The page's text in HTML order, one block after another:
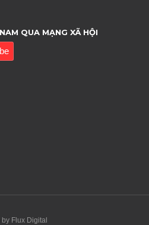
QUA MẠNG XÃ HỘI
by Flux Digital